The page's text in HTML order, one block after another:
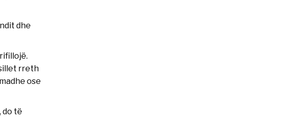
dhe
rreth
ose
do të